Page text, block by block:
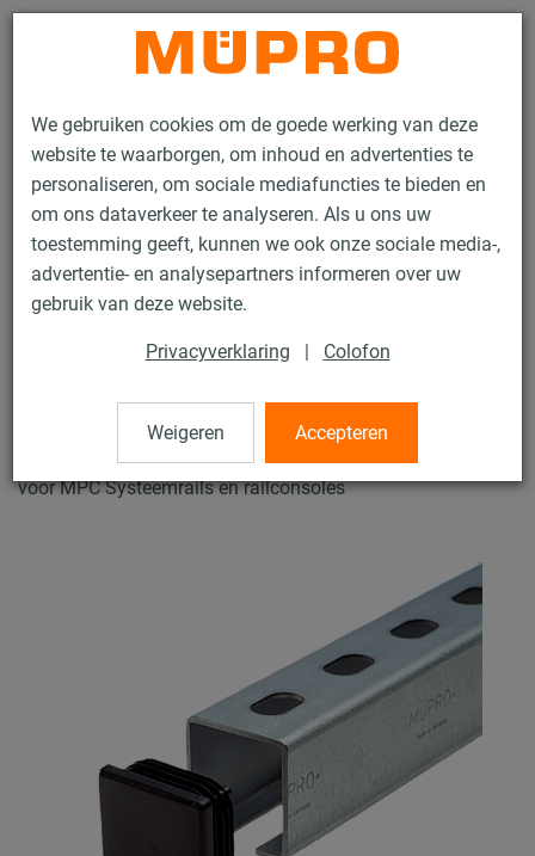
We gebruiken cookies om de goede werking van deze
website te waarborgen, om inhoud en advertenties te
personaliseren, om sociale mediafuncties te bieden en
om ons dataverkeer te analyseren. Als u ons uw
toestemming geeft, kunnen we ook onze sociale media-,
advertentie- en analysepartners informeren over uw
gebruik van deze website.
Privacyverklaring | Colofon
Weigeren Accepteren
Contact
Producten Bevestigingstechniek
Installatierails
MPC Afsluitkappen
MPC Afsluitkappen
voor MPC Systeemrails en railconsoles